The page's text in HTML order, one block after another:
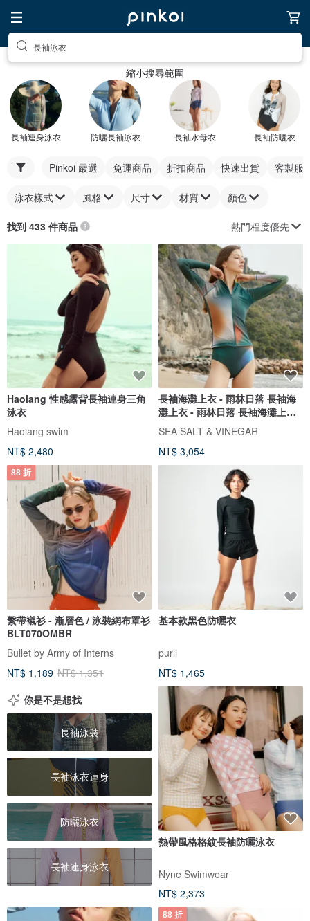
長袖泳衣
縮小搜尋範圍
長袖連身泳衣 防曬長袖泳衣 長袖水母衣 長袖防曬衣
Pinkoi 嚴選 免運商品 折扣商品 快速出貨 客製服
泳衣樣式 風格 尺寸 材質 顏色
找到 433 件商品 熱門程度優先
Haolang 性感露背長袖連身三角
泳衣
Haolang swim
NT$ 2,480
長袖海灘上衣 - 雨林日落 長袖海
灘上衣 - 雨林日落 長袖海灘上衣 -
雨林日落
SEA SALT & VINEGAR
NT$ 3,054
88 折
繫帶襯衫 - 漸層色 / 泳裝網布罩衫
BLT070OMBR
Bullet by Army of Interns
NT$ 1,189 NT$ 1,351
基本款黑色防曬衣
purli
NT$ 1,465
你是不是想找
長袖泳裝
長袖泳衣連身
防曬泳衣
長袖連身泳衣
熱帶風格格紋長袖防曬泳衣
Nyne Swimwear
NT$ 2,373
88 折